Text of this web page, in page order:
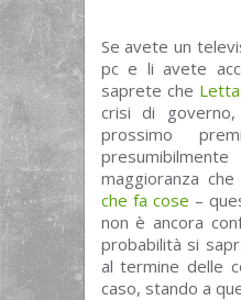
Se avete un
pc e li avete
saprete che
crisi di
prossimo
maggioranza
che fa cose –
non è ancora
probabilità si
al termine delle
caso, stando a